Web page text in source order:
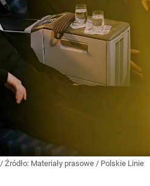
/ Źródło: Materiały prasowe / Polskie Linie